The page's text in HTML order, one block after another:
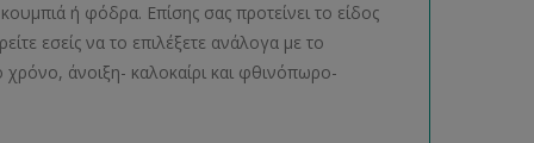
ή φόδρα. Επίσης σας προτείνει το είδος
εσείς να το επιλέξετε ανάλογα με το
άνοιξη- καλοκαίρι και φθινόπωρο-